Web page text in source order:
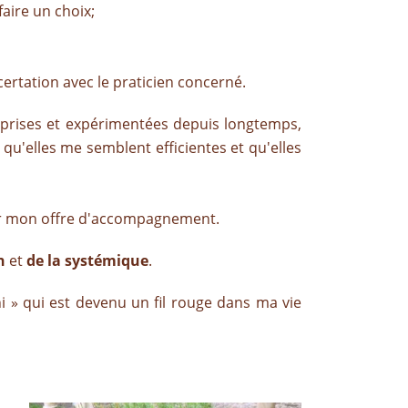
un choix;
avec le praticien concerné.
et expérimentées depuis longtemps,
me semblent efficientes et qu'elles
mon offre d'accompagnement.
etde la systémique.
» qui est devenu un fil rouge dans ma vie